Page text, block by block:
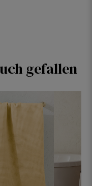
gefallen